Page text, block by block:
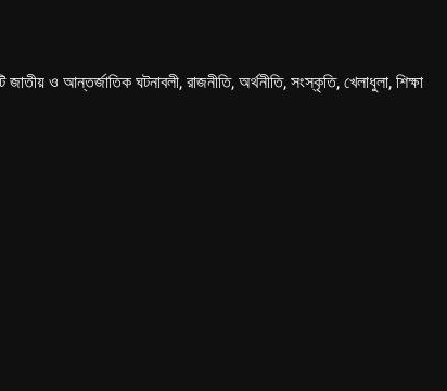
ও আন্তর্জাতিক ঘটনাবলী, রাজনীতি, অর্থনীতি, সংস্কৃতি, খেলাধুলা, শিক্ষা